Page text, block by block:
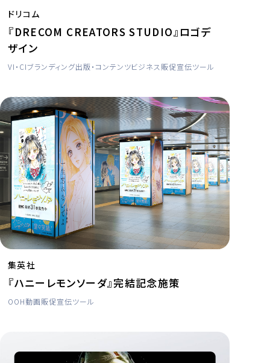
ドリコム
『DRECOM CREATORS STUDIO』ロゴデ
ザイン
VI・CIブランディング出版・コンテンツビジネス 販促宣伝ツール
集英社
『ハニーレモンソーダ』完結記念施策
OOH動画販促宣伝ツール